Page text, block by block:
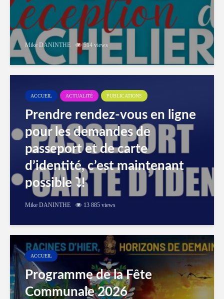
Mike DANINTHE 514 views
ACCUEIL ACTUALITÉ PUBLICATIONS
Prendre rendez-vous en ligne
pour les demandes de
passeport et de carte
d’identité, c’est maintenant
possible ⤵️!
Mike DANINTHE 13 885 views
ACCUEIL
Programme de la Fête
Communale 2026